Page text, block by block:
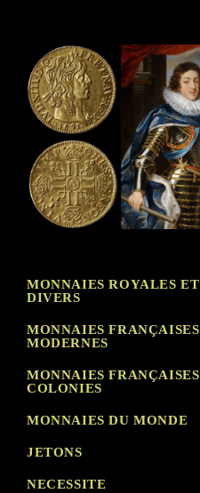
MONNAIES ROYALES ET
DIVERS
MONNAIES FRANÇAISES
MODERNES
MONNAIES FRANÇAISES
COLONIES
MONNAIES DU MONDE
JETONS
NECESSITE